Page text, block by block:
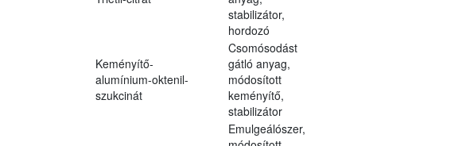
stabilizátor,
hordozó
Keményítő-
alumínium-oktenil-
szukcinát
Csomósodást
gátló anyag,
módosított
keményítő,
stabilizátor
Emulgeálószer,